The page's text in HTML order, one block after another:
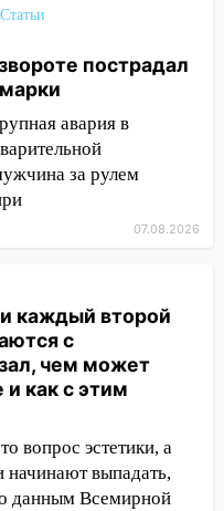
непогода: град
иномарку
тысяч рублей
Ульяновске 7
и
вынес
дом и
Статьи
пострадал
авария в
за рулем
07.08.2026
каждый второй
с
чем может
как с этим
вопрос эстетики, а
начинают выпадать,
данным Всемирной